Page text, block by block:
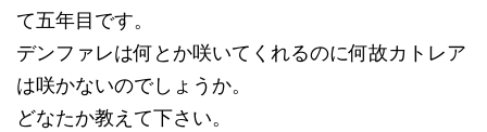
て五年目です。
デンファレは何とか咲いてくれるのに何故カトレア
は咲かないのでしょうか。
どなたか教えて下さい。